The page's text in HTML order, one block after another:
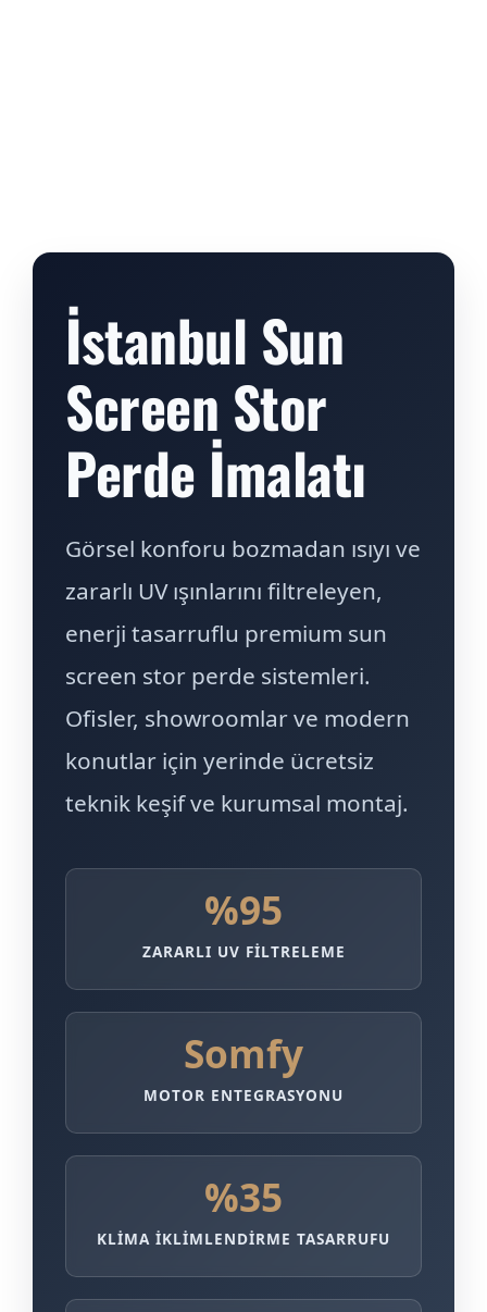
İstanbul Sun
Screen Stor
Perde İmalatı
Görsel konforu bozmadan ısıyı ve
zararlı UV ışınlarını filtreleyen,
enerji tasarruflu premium sun
screen stor perde sistemleri.
Ofisler, showroomlar ve modern
konutlar için yerinde ücretsiz
teknik keşif ve kurumsal montaj.
%95
ZARARLI UV FILTRELEME
Somfy
MOTOR ENTEGRASYONU
%35
KLIMA İKLIMLENDIRME TASARRUFU